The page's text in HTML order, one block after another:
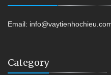
Email:
Category